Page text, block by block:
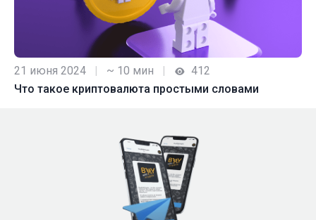
21 июня 2024 ~ 10 мин
412
Что такое криптовалюта простыми словами